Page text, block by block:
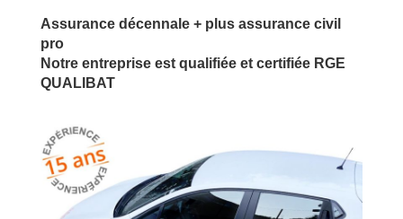
Assurance décennale + plus assurance civil
pro
Notre entreprise est qualifiée et certifiée RGE
QUALIBAT